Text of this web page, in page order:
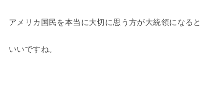
アメリカ国民を本当に大切に思う方が大統領になると
いいですね。